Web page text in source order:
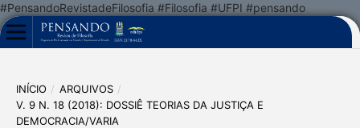
#PensandoRevistadeFilosofia #Filosofia #UFPI #pensando
INÍCIO / ARQUIVOS /
V. 9 N. 18 (2018): DOSSIÊ TEORIAS DA JUSTIÇA E
DEMOCRACIA/VARIA